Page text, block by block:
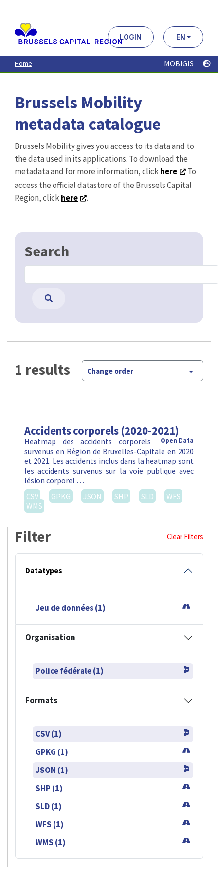
contenu
principal
LOGIN EN
Home MOBIGIS
Brussels Mobility
metadata catalogue
Brussels Mobility gives you access to its data and to
the data used in its applications. To download the
metadata and for more information, clickhere
To
access the official datastore of the Brussels Capital
Region, clickhere .
Search
1 results Change order
Accidents corporels (2020-2021)
Open Data
Heatmap des accidents corporels
survenus en Région de Bruxelles-Capitale en 2020
et 2021. Les accidents inclus dans la heatmap sont
les accidents survenus sur la voie publique avec
lésion corporel …
CSV
GPKG JSON SHP SLD
WFS
WMS
Filter Clear Filters
Datatypes
Jeu de données (1)
Organisation
Police fédérale (1)
Formats
CSV (1)
GPKG (1)
JSON (1)
SHP (1)
SLD (1)
WFS (1)
WMS (1)